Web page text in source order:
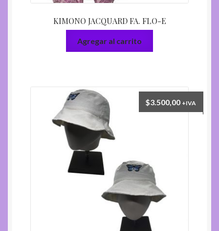
KIMONO JACQUARD FA. FLO-E
Agregar al carrito
$3.500,00 +IVA